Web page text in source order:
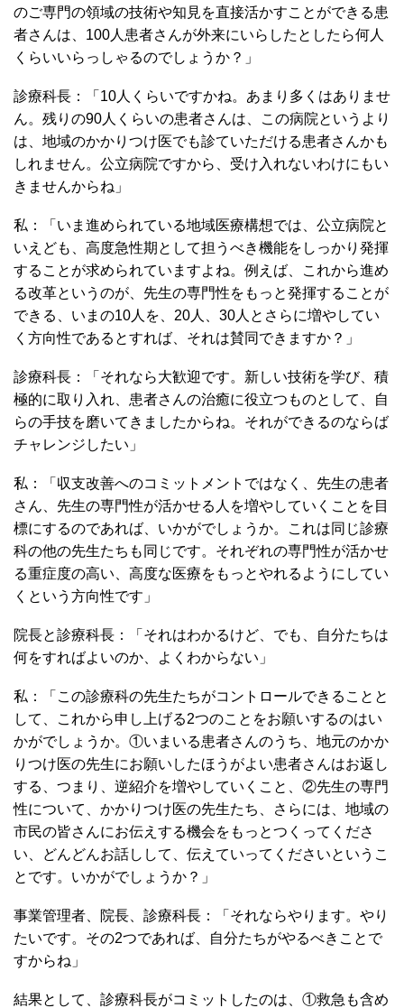
のご専門の領域の技術や知見を直接活かすことができる患
者さんは、100人患者さんが外来にいらしたとしたら何人
くらいいらっしゃるのでしょうか？」
診療科長：「10人くらいですかね。あまり多くはありませ
ん。残りの90人くらいの患者さんは、この病院というより
は、地域のかかりつけ医でも診ていただける患者さんかも
しれません。公立病院ですから、受け入れないわけにもい
きませんからね」
私：「いま進められている地域医療構想では、公立病院と
いえども、高度急性期として担うべき機能をしっかり発揮
することが求められていますよね。例えば、これから進め
る改革というのが、先生の専門性をもっと発揮することが
できる、いまの10人を、20人、30人とさらに増やしてい
く方向性であるとすれば、それは賛同できますか？」
診療科長：「それなら大歓迎です。新しい技術を学び、積
極的に取り入れ、患者さんの治癒に役立つものとして、自
らの手技を磨いてきましたからね。それができるのならば
チャレンジしたい」
私：「収支改善へのコミットメントではなく、先生の患者
さん、先生の専門性が活かせる人を増やしていくことを目
標にするのであれば、いかがでしょうか。これは同じ診療
科の他の先生たちも同じです。それぞれの専門性が活かせ
る重症度の高い、高度な医療をもっとやれるようにしてい
くという方向性です」
院長と診療科長：「それはわかるけど、でも、自分たちは
何をすればよいのか、よくわからない」
私：「この診療科の先生たちがコントロールできることと
して、これから申し上げる2つのことをお願いするのはい
かがでしょうか。①いまいる患者さんのうち、地元のかか
りつけ医の先生にお願いしたほうがよい患者さんはお返し
する、つまり、逆紹介を増やしていくこと、②先生の専門
性について、かかりつけ医の先生たち、さらには、地域の
市民の皆さんにお伝えする機会をもっとつくってくださ
い、どんどんお話しして、伝えていってくださいというこ
とです。いかがでしょうか？」
事業管理者、院長、診療科長：「それならやります。やり
たいです。その2つであれば、自分たちがやるべきことで
すからね」
結果として、診療科長がコミットしたのは、①救急も含め